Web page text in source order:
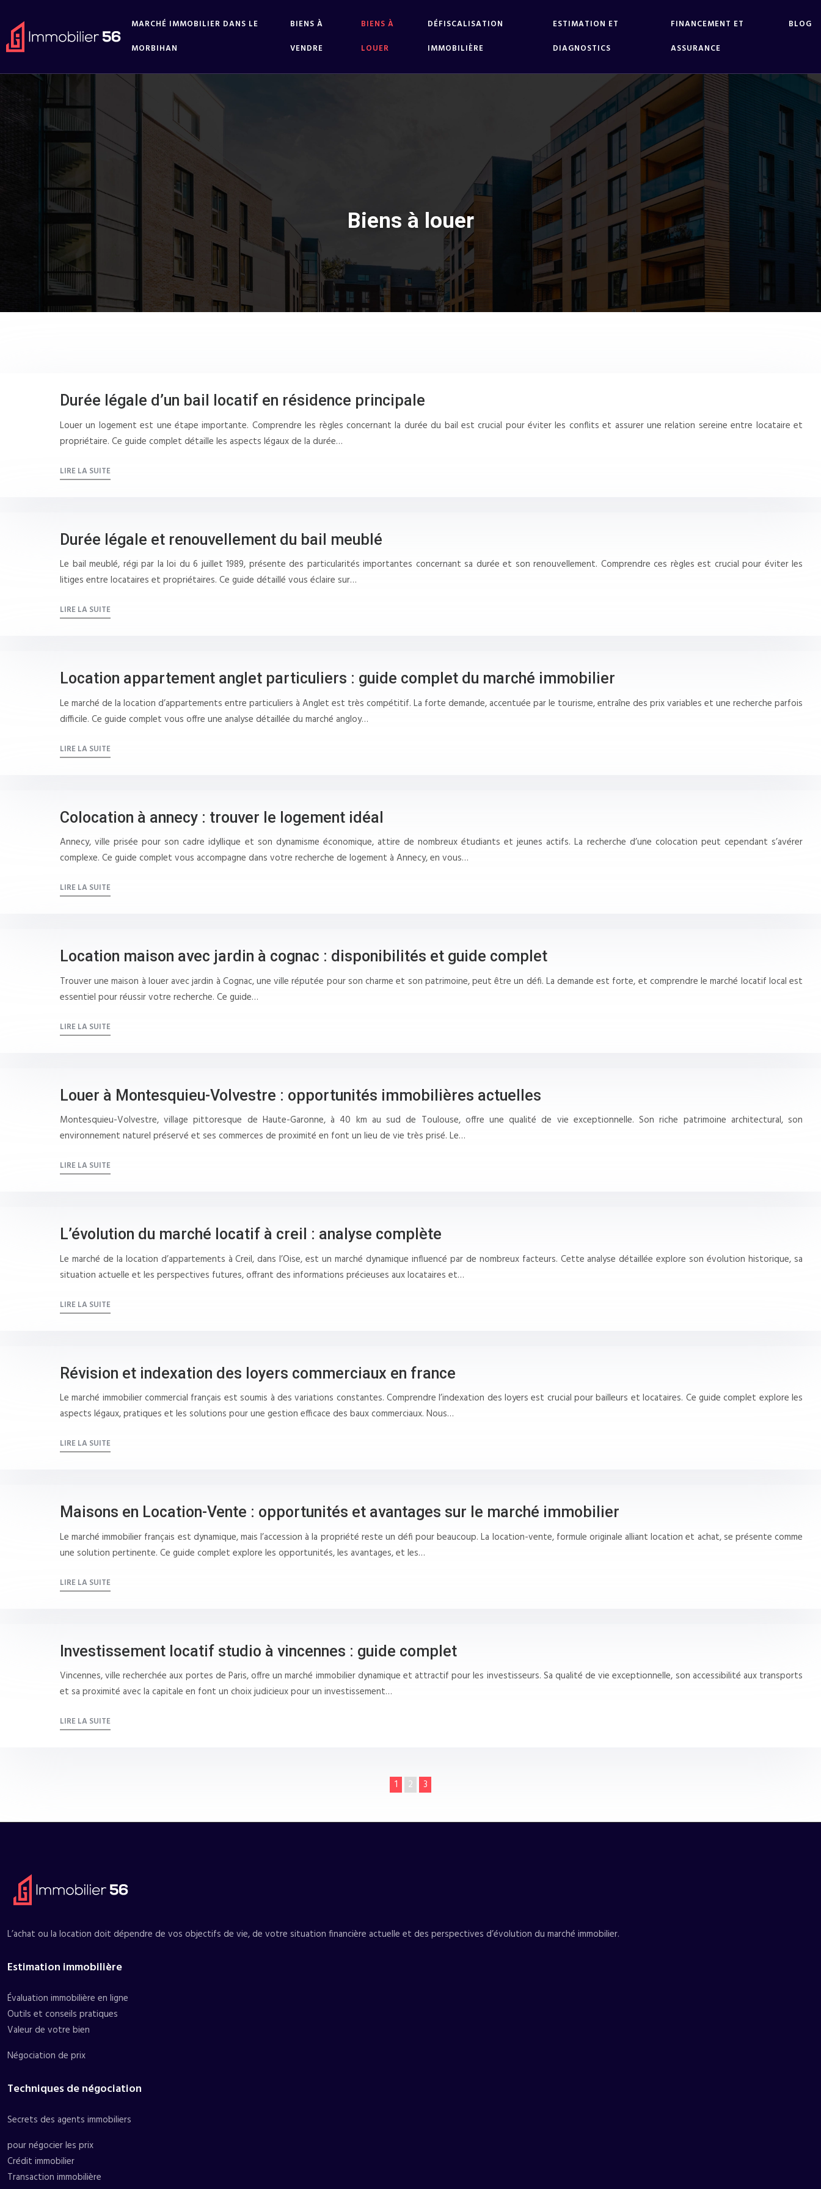
MARCHÉ IMMOBILIER DANS LE
MORBIHAN
BIENS À
VENDRE
BIENS À
LOUER
DÉFISCALISATION
IMMOBILIÈRE
ESTIMATION ET
DIAGNOSTICS
FINANCEMENT ET
ASSURANCE
BLOG
Biens à louer
Durée légale d’un bail locatif en résidence principale
Louer un logement est une étape importante. Comprendre les règles concernant la durée du bail est crucial pour éviter les conflits et assurer une relation sereine entre locataire et
propriétaire. Ce guide complet détaille les aspects légaux de la durée…
LIRE LA SUITE
Durée légale et renouvellement du bail meublé
Le bail meublé, régi par la loi du 6 juillet 1989, présente des particularités importantes concernant sa durée et son renouvellement. Comprendre ces règles est crucial pour éviter les
litiges entre locataires et propriétaires. Ce guide détaillé vous éclaire sur…
LIRE LA SUITE
Location appartement anglet particuliers : guide complet du marché immobilier
Le marché de la location d’appartements entre particuliers à Anglet est très compétitif. La forte demande, accentuée par le tourisme, entraîne des prix variables et une recherche parfois
difficile. Ce guide complet vous offre une analyse détaillée du marché angloy…
LIRE LA SUITE
Colocation à annecy : trouver le logement idéal
Annecy, ville prisée pour son cadre idyllique et son dynamisme économique, attire de nombreux étudiants et jeunes actifs. La recherche d’une colocation peut cependant s’avérer
complexe. Ce guide complet vous accompagne dans votre recherche de logement à Annecy, en vous…
LIRE LA SUITE
Location maison avec jardin à cognac : disponibilités et guide complet
Trouver une maison à louer avec jardin à Cognac, une ville réputée pour son charme et son patrimoine, peut être un défi. La demande est forte, et comprendre le marché locatif local est
essentiel pour réussir votre recherche. Ce guide…
LIRE LA SUITE
Louer à Montesquieu-Volvestre : opportunités immobilières actuelles
Montesquieu-Volvestre, village pittoresque de Haute-Garonne, à 40 km au sud de Toulouse, offre une qualité de vie exceptionnelle. Son riche patrimoine architectural, son
environnement naturel préservé et ses commerces de proximité en font un lieu de vie très prisé. Le…
LIRE LA SUITE
L’évolution du marché locatif à creil : analyse complète
Le marché de la location d’appartements à Creil, dans l’Oise, est un marché dynamique influencé par de nombreux facteurs. Cette analyse détaillée explore son évolution historique, sa
situation actuelle et les perspectives futures, offrant des informations précieuses aux locataires et…
LIRE LA SUITE
Révision et indexation des loyers commerciaux en france
Le marché immobilier commercial français est soumis à des variations constantes. Comprendre l’indexation des loyers est crucial pour bailleurs et locataires. Ce guide complet explore les
aspects légaux, pratiques et les solutions pour une gestion efficace des baux commerciaux. Nous…
LIRE LA SUITE
Maisons en Location-Vente : opportunités et avantages sur le marché immobilier
Le marché immobilier français est dynamique, mais l’accession à la propriété reste un défi pour beaucoup. La location-vente, formule originale alliant location et achat, se présente comme
une solution pertinente. Ce guide complet explore les opportunités, les avantages, et les…
LIRE LA SUITE
Investissement locatif studio à vincennes : guide complet
Vincennes, ville recherchée aux portes de Paris, offre un marché immobilier dynamique et attractif pour les investisseurs. Sa qualité de vie exceptionnelle, son accessibilité aux transports
et sa proximité avec la capitale en font un choix judicieux pour un investissement…
LIRE LA SUITE
1 2 3
L’achat ou la location doit dépendre de vos objectifs de vie, de votre situation financière actuelle et des perspectives d’évolution du marché immobilier.
Estimation immobilière
Évaluation immobilière en ligne
Outils et conseils pratiques
Valeur de votre bien
Négociation de prix
Techniques de négociation
Secrets des agents immobiliers
pour négocier les prix
Crédit immobilier
Transaction immobilière